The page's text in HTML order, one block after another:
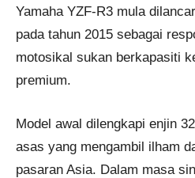
Yamaha YZF-R3 mula
pada tahun 2015 sebagai
motosikal sukan berkapasiti
premium.
Model awal dilengkapi enjin
asas yang mengambil ilham
pasaran Asia. Dalam masa